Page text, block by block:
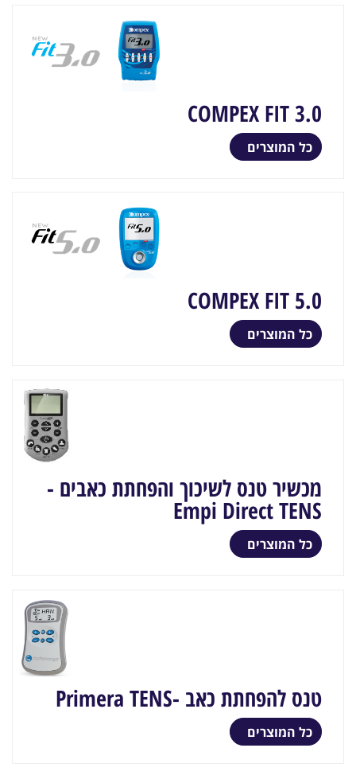
COMPEX FIT 3.0
כל המוצרים
COMPEX FIT 5.0
כל המוצרים
מכשיר טנס לשיכוך והפחתת כאבים -
Empi Direct TENS
כל המוצרים
טנס להפחתת כאב -Primera TENS
כל המוצרים